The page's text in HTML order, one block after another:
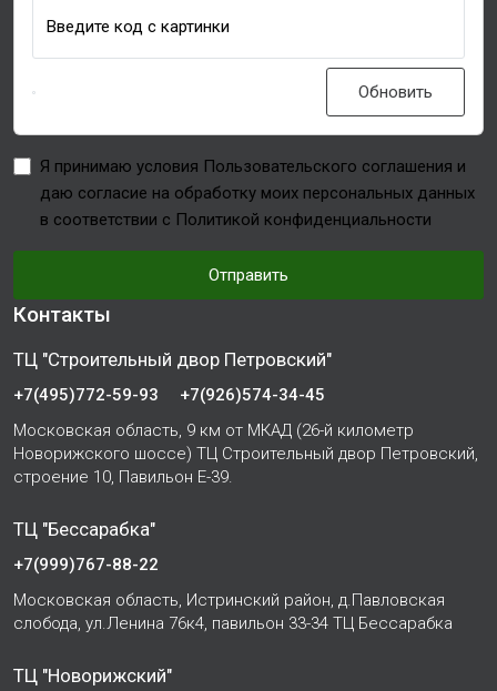
Введите код с картинки
Обновить
Я принимаю условия Пользовательского соглашения и
даю согласие на обработку моих персональных данных
в соответствии с Политикой конфиденциальности
Отправить
Контакты
ТЦ "Строительный двор Петровский"
+7(495)772-59-93
+7(926)574-34-45
Московская область, 9 км от МКАД (26-й километр
Новорижского шоссе) ТЦ Строительный двор Петровский,
строение 10, Павильон Е-39.
ТЦ "Бессарабка"
+7(999)767-88-22
Московская область, Истринский район, д.Павловская
слобода, ул.Ленина 76к4, павильон 33-34 ТЦ Бессарабка
ТЦ "Новорижский"